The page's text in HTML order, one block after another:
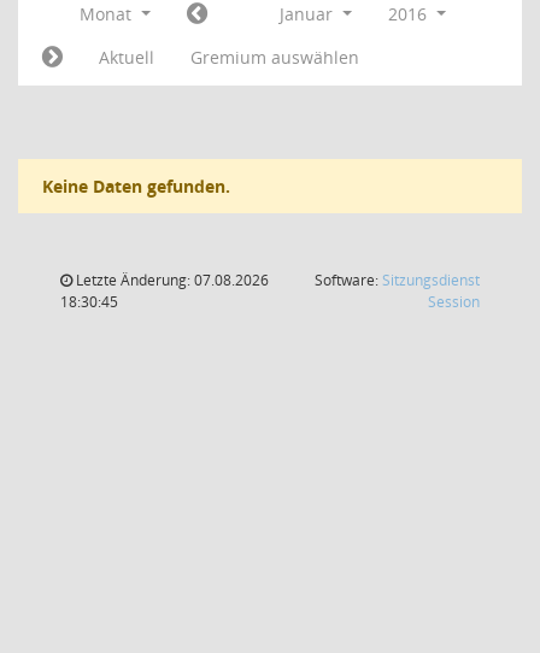
Monat Januar
2016
Aktuell
Gremium auswählen
Keine Daten gefunden.
Letzte Änderung: 07.08.2026
18:30:45
Software: Sitzungsdienst
Session(Wird in